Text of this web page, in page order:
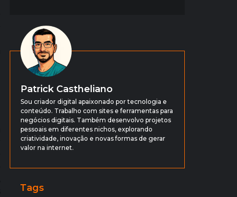
Patrick Castheliano
Sou criador digital apaixonado por tecnologia e
conteúdo. Trabalho com sites e ferramentas para
negócios digitais. Também desenvolvo projetos
pessoais em diferentes nichos, explorando
criatividade, inovação e novas formas de gerar
valor na internet.
Tags